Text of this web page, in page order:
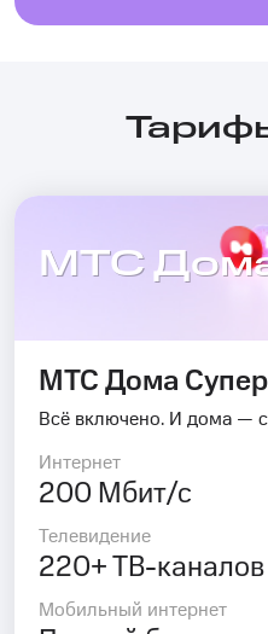
МТС
МТС Дома Супер
Всё включено. И дома —
Интернет
200 Мбит/с
Телевидение
220+ ТВ-каналов
Мобильный интернет